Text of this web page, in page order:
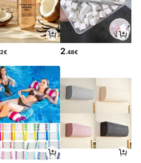
2.48€